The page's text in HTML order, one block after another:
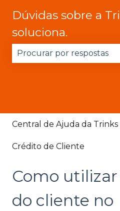
Dúvidas sobre a
soluciona.
Central de Ajuda da Trinks
Crédito de Cliente
Como
do cliente no